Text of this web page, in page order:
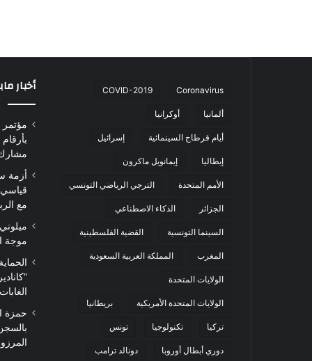
Coronavirus
COVID-2019
ألمانيا أوكرانيا
أيام قرطاج السينمائية إسرائيل
إيطاليا إيمانويل ماكرون
الأمم المتحدة الترجي الرياضي التونسي
الجزائر الذكاء الاصطناعي
السينما التونسية القضية الفلسطينية
المغرب المملكة العربية السعودية
الولايات المتحدة
الولايات المتحدة الأمريكية بريطانيا
تركيا تكنولوجيا تونس
دوري أبطال أوروبا دونالد ترامب
أخبار
مشارك من
أزمة
قياسي
مع
موجة
حمزة